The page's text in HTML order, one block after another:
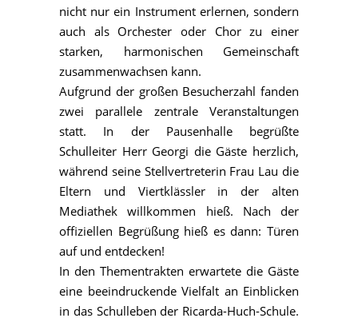
nicht nur ein Instrument erlernen, sondern
auch als Orchester oder Chor zu einer
starken, harmonischen Gemeinschaft
zusammenwachsen kann.
Aufgrund der großen Besucherzahl fanden
zwei parallele zentrale Veranstaltungen
statt. In der Pausenhalle begrüßte
Schulleiter Herr Georgi die Gäste herzlich,
während seine Stellvertreterin Frau Lau die
Eltern und Viertklässler in der alten
Mediathek willkommen hieß. Nach der
offiziellen Begrüßung hieß es dann: Türen
auf und entdecken!
In den Thementrakten erwartete die Gäste
eine beeindruckende Vielfalt an Einblicken
in das Schulleben der Ricarda-Huch-Schule.